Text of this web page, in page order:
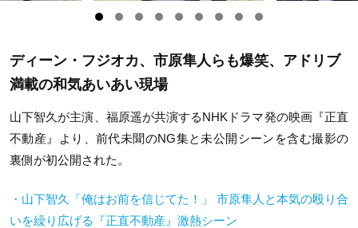
ディーン・フジオカ、市原隼人らも爆笑、アドリブ
満載の和気あいあい現場
山下智久が主演、福原遥が共演するNHKドラマ発の映画『正直
不動産』より、前代未聞のNG集と未公開シーンを含む撮影の
裏側が初公開された。
・山下智久「俺はお前を信じてた！」 市原隼人と本気の殴り合
いを繰り広げる『正直不動産』激熱シーン